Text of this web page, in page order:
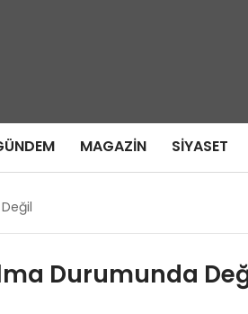
MAGAZIN SIYASET
Durumunda